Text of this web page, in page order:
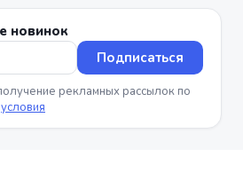
новинок
Подписаться
рекламных рассылок по
условия